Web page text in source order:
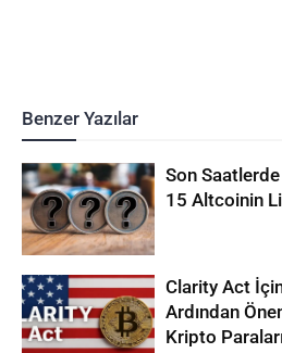
Benzer Yazılar
Son
15 Altcoinin
Clarity Act
Ardından
Kripto